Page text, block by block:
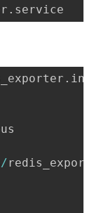
. service
.
/